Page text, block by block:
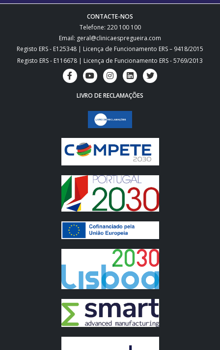
CONTACTE-NOS
Telefone: 220 100 100
Email: geral@clinicaespregueira.com
Registo ERS - E125348 | Licença de Funcionamento ERS – 9418/2015
Registo ERS - E116678 | Licença de Funcionamento ERS - 5769/2013
LIVRO DE RECLAMAÇÕES